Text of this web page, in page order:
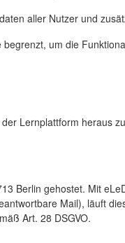
aller Nutzer und
um die
Lernplattform heraus
Berlin gehostet. Mit
Mail), läuft
Art. 28 DSGVO.